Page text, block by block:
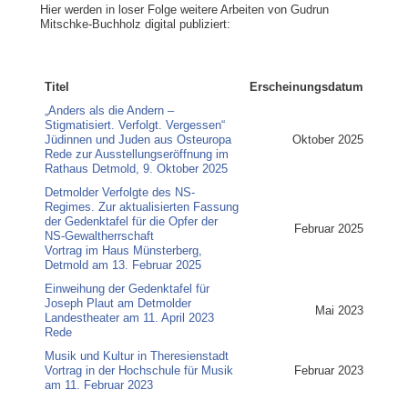
Hier werden in loser Folge weitere Arbeiten von Gudrun
Mitschke-Buchholz digital publiziert:
Titel
Erscheinungsdatum
„Anders als die Andern –
Stigmatisiert. Verfolgt. Vergessen“
Jüdinnen und Juden aus Osteuropa
Rede zur Ausstellungseröffnung im
Rathaus Detmold, 9. Oktober 2025
Oktober 2025
Detmolder Verfolgte des NS-
Regimes. Zur aktualisierten Fassung
der Gedenktafel für die Opfer der
NS-Gewaltherrschaft
Vortrag im Haus Münsterberg,
Detmold am 13. Februar 2025
Februar 2025
Einweihung der Gedenktafel für
Joseph Plaut am Detmolder
Landestheater am 11. April 2023
Rede
Mai 2023
Musik und Kultur in Theresienstadt
Vortrag in der Hochschule für Musik
am 11. Februar 2023
Februar 2023